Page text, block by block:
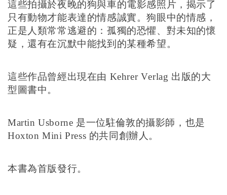
這些拍攝於夜晚的狗與車的電影感照片，揭示了
只有動物才能表達的情感誠實。狗眼中的情感，
正是人類常常逃避的：孤獨的恐懼、對未知的懷
疑，還有在沉默中能找到的某種希望。
這些作品曾經出現在由 Kehrer Verlag 出版的大
型圖書中。
Martin Usborne 是一位駐倫敦的攝影師，也是
Hoxton Mini Press 的共同創辦人。
本書為首版發行。